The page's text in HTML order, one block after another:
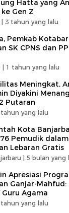
Hatta yang
Gen Z
3 tahun yang lalu
Pemkab
SK CPNS dan
1 tahun yang lalu
Meningkat,
Diyakini
Putaran
yang lalu
Kota
Pemudik
Lebaran Gratis
| 5 bulan yang
Apresiasi
Ganjar-Mahfud:
Agama
yang lalu